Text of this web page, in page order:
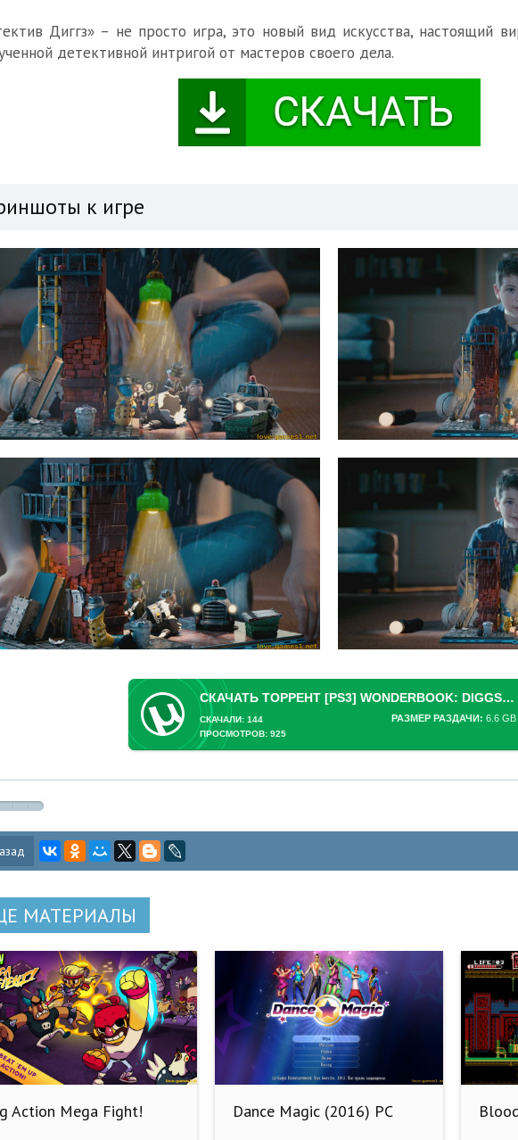
Диггз» – не просто игра, это новый вид искусства, настоящий
детективной интригой от мастеров своего дела.
к игре
СКАЧАТЬ ТОРРЕНТ [PS3] WONDERBOOK: DIGGS NIGHTCRAWLER / WONDERBOOK: ДЕТЕКТИВ ДИГГЗ [EUR/RUS] [ISO] [MOVE]
РАЗМЕР РАЗДАЧИ: 6.6 GB
СКАЧАЛИ: 144
ПРОСМОТРОВ: 925
МАТЕРИАЛЫ
Action Mega Fight!
Dance Magic (2016) PC